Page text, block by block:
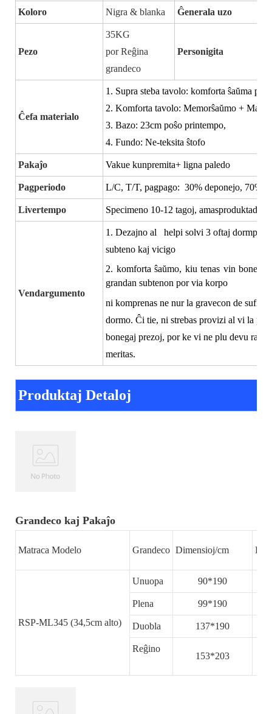
Koloro Nigra & blanka Ĝenerala uzo
Pezo
35KG
por Reĝina
grandeco
Personigita
Ĉefa materialo
1. Supra steba tavolo: komforta ŝaŭma
2. Komforta tavolo: Memorŝaŭmo +
3. Bazo: 23cm poŝo printempo,
4. Fundo: Ne-teksita ŝtofo
Pakaĵo Vakue kunpremita+ ligna paledo
Pagperiodo L/C, T/T, pagpago: 30% deponejo, 70%
Livertempo Specimeno 10-12 tagoj, amasproduktado
Vendargumento
1. Dezajno al
helpi solvi 3 oftaj
subteno kaj vicigo
2. komforta ŝaŭmo, kiu tenas vin bone
grandan subtenon por via korpo
ni komprenas ne nur la gravecon de
dormo. Ĉi tie, ni strebas provizi al vi la
bonegaj prezoj, por ke vi ne plu devu
meritas.
Produktaj Detaloj
Grandeco kaj Pakaĵo
Matraca Modelo Grandeco Dimensioj/cm
RSP-ML345 (34,5cm alto)
Unuopa 90*190
Plena 99*190
Duobla 137*190
Reĝino
153*203